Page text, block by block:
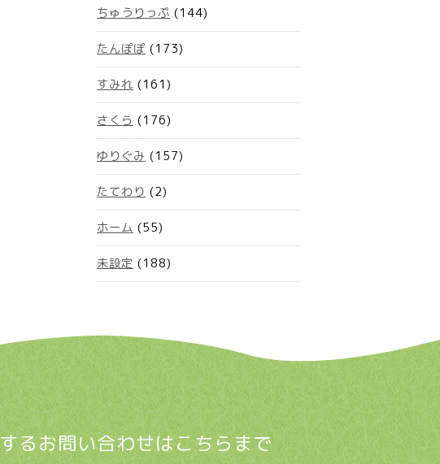
ちゅうりっぷ (144)
たんぽぽ (173)
すみれ (161)
さくら (176)
ゆりぐみ (157)
たてわり (2)
ホーム (55)
未設定 (188)
るお問い合わせはこちらまで